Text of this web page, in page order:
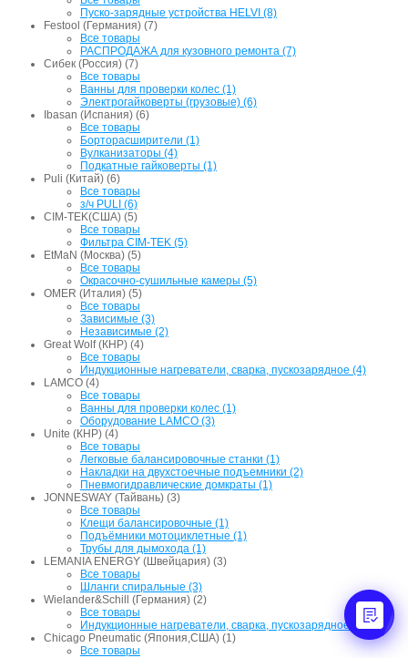
Пуско-зарядные устройства HELVI (8)
Festool (Германия) (7)
Все товары
РАСПРОДАЖА для кузовного ремонта (7)
Сибек (Россия) (7)
Все товары
Ванны для проверки колес (1)
Электрогайковерты (грузовые) (6)
Ibasan (Испания) (6)
Все товары
Борторасширители (1)
Вулканизаторы (4)
Подкатные гайковерты (1)
Puli (Китай) (6)
Все товары
з/ч PULI (6)
CIM-TEK(США) (5)
Все товары
Фильтра CIM-TEK (5)
EtMaN (Москва) (5)
Все товары
Окрасочно-сушильные камеры (5)
OMER (Италия) (5)
Все товары
Зависимые (3)
Независимые (2)
Great Wolf (КНР) (4)
Все товары
Индукционные нагреватели, сварка, пускозарядное (4)
LAMCO (4)
Все товары
Ванны для проверки колес (1)
Оборудование LAMCO (3)
Unite (КНР) (4)
Все товары
Легковые балансировочные станки (1)
Накладки на двухстоечные подъемники (2)
Пневмогидравлические домкраты (1)
JONNESWAY (Тайвань) (3)
Все товары
Клещи балансировочные (1)
Подъёмники мотоциклетные (1)
Трубы для дымохода (1)
LEMANIA ENERGY (Швейцария) (3)
Все товары
Шланги спиральные (3)
Wielander&Schill (Германия) (2)
Все товары
Индукционные нагреватели, сварка, пускозарядное (2)
Chicago Pneumatic (Япония,США) (1)
Все товары